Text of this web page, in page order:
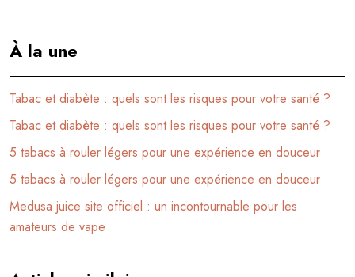
À la une
Tabac et diabète : quels sont les risques pour votre santé ?
Tabac et diabète : quels sont les risques pour votre santé ?
5 tabacs à rouler légers pour une expérience en douceur
5 tabacs à rouler légers pour une expérience en douceur
Medusa juice site officiel : un incontournable pour les
amateurs de vape